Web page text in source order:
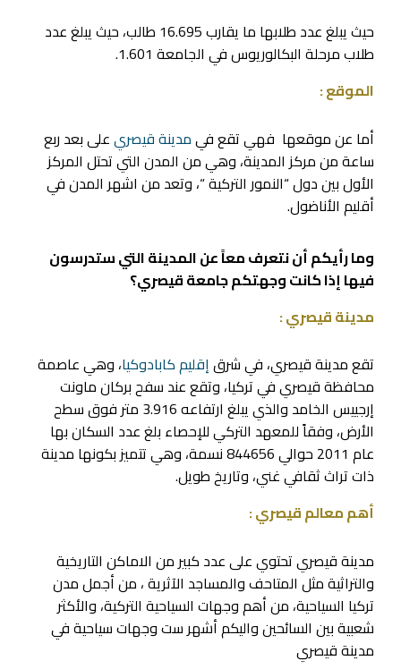
حيث يبلغ عدد طلابها ما يقارب 16.695 طالب، حيث يبلغ عدد
طلاب مرحلة البكالوريوس في الجامعة 1.601.
الموقع :
أما عن موقعها فهي تقع فيمدينة قيصريعلى بعد ربع
ساعة من مركز المدينة، وهي من المدن التي تحتل المركز
الأول بين دول “النمور التركية “، وتعد من اشهر المدن في
أقليم الأناضول.
وما رأيكم أن نتعرف معاً عن المدينة التي ستدرسون
فيها إذا كانت وجهتكم جامعة قيصري؟
مدينة قيصري :
تقع مدينة قيصري، في شرقإقليم كابادوكيا، وهي عاصمة
محافظة قيصري في تركيا، وتقع عند سفح بركان ماونت
إرجييس الخامد والذي يبلغ ارتفاعه 3.916 متر فوق سطح
الأرض، وفقاً للمعهد التركي للإحصاء بلغ عدد السكان بها
عام 2011 حوالي 844656 نسمة، وهي تتميز بكونها مدينة
ذات تراث ثقافي غني، وتاريخ طويل.
أهم معالم قيصري :
مدينة قيصري تحتوي على عدد كبير من الاماكن التاريخية
والتراثية مثل المتاحف والمساجد الآثرية ، من أجمل مدن
تركيا السياحية، من أهم وجهات السياحية التركية، والأكثر
شعبية بين السائحين واليكم أشهر ست وجهات سياحية في
مدينة قيصري